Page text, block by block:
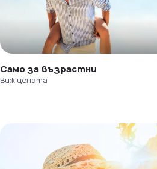
Само за възрастни
Виж цената